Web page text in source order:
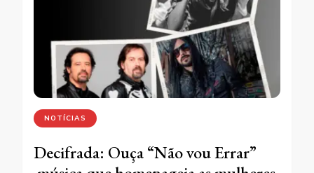
NOTÍCIAS
Decifrada: Ouça “Não vou Errar”